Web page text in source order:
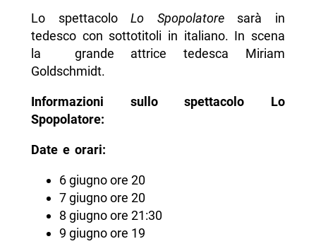
Lo spettacoloLo Spopolatoresarà in
tedesco con sottotitoli in italiano. In scena
la grande attrice tedesca Miriam
Goldschmidt.
Informazioni sullo spettacolo Lo
Spopolatore:
Date e orari:
6 giugno ore 20
7 giugno ore 20
8 giugno ore 21:30
9 giugno ore 19